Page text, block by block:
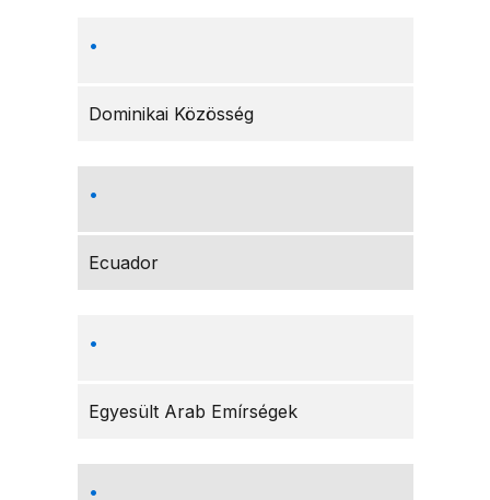
Dominikai Közösség
Ecuador
Egyesült Arab Emírségek